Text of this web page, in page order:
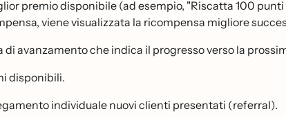
premio disponibile (ad esempio, "Riscatta 100
viene visualizzata la ricompensa migliore
di avanzamento che indica il progresso verso la
disponibili.
individuale nuovi clienti presentati (referral).